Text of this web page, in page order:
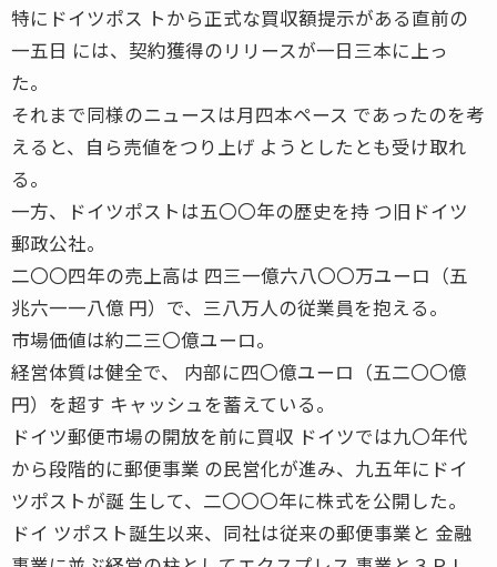
特にドイツポス トから正式な買収額提示がある直前の
一五日 には、契約獲得のリリースが一日三本に上っ
た。
それまで同様のニュースは月四本ペース であったのを考
えると、自ら売値をつり上げ ようとしたとも受け取れ
る。
一方、ドイツポストは五〇〇年の歴史を持 つ旧ドイツ
郵政公社。
二〇〇四年の売上高は 四三一億六八〇〇万ユーロ（五
兆六一一八億 円）で、三八万人の従業員を抱える。
市場価値は約二三〇億ユーロ。
経営体質は健全で、 内部に四〇億ユーロ（五二〇〇億
円）を超す キャッシュを蓄えている。
ドイツ郵便市場の開放を前に買収 ドイツでは九〇年代
から段階的に郵便事業 の民営化が進み、九五年にドイ
ツポストが誕 生して、二〇〇〇年に株式を公開した。
ドイ ツポスト誕生以来、同社は従来の郵便事業と 金融